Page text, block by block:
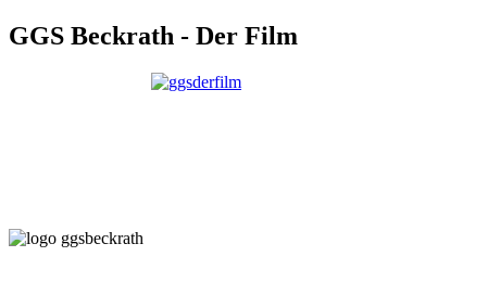
GGS Beckrath - Der Film